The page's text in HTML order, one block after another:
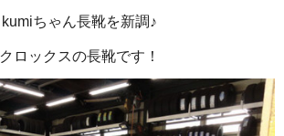
kumiちゃん長靴を新調♪
クロックスの長靴です！